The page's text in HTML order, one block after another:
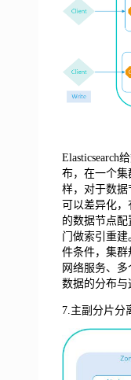
Elasticsearch
布，在一个集
样，对于数据
可以差异化
的数据节点
门做索引重建
件条件，集群
网络服务、
数据的分布与
7.主副分片分